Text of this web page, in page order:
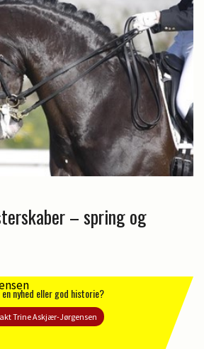
– spring og
nyhed eller god historie?
Trine Askjær-Jørgensen